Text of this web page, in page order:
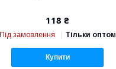
118 ₴
Під замовлення Тільки оптом
Купити